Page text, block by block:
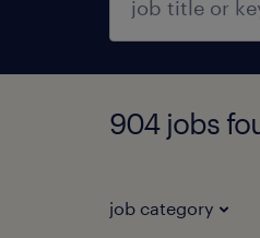
904 jobs
job category